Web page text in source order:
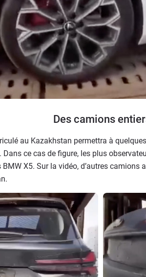
Des camions
au Kazakhstan permettra à
ce cas de figure, les plus
X5. Sur la vidéo, d’autres camions